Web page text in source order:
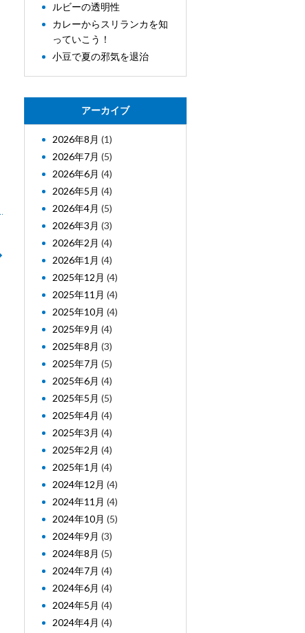
ルビーの透明性
カレーからスリランカを知
っていこう！
小豆で夏の邪気を退治
アーカイブ
2026年8月 (1)
2026年7月 (5)
2026年6月 (4)
2026年5月 (4)
2026年4月 (5)
2026年3月 (3)
2026年2月 (4)
2026年1月 (4)
2025年12月 (4)
2025年11月 (4)
2025年10月 (4)
2025年9月 (4)
2025年8月 (3)
2025年7月 (5)
2025年6月 (4)
2025年5月 (5)
2025年4月 (4)
2025年3月 (4)
2025年2月 (4)
2025年1月 (4)
2024年12月 (4)
2024年11月 (4)
2024年10月 (5)
2024年9月 (3)
2024年8月 (5)
2024年7月 (4)
2024年6月 (4)
2024年5月 (4)
2024年4月 (4)